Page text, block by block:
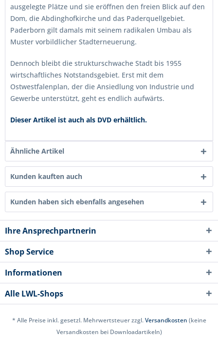
ausgelegte Plätze und sie eröffnen den freien Blick auf den
Dom, die Abdinghofkirche und das Paderquellgebiet.
Paderborn gilt damals mit seinem radikalen Umbau als
Muster vorbildlicher Stadterneuerung.
Dennoch bleibt die strukturschwache Stadt bis 1955
wirtschaftliches Notstandsgebiet. Erst mit dem
Ostwestfalenplan, der die Ansiedlung von Industrie und
Gewerbe unterstützt, geht es endlich aufwärts.
Dieser Artikel ist auch als DVD erhältlich.
Ähnliche Artikel
Kunden kauften auch
Kunden haben sich ebenfalls angesehen
Ihre Ansprechpartnerin
Shop Service
Informationen
Alle LWL-Shops
* Alle Preise inkl. gesetzl. Mehrwertsteuer zzgl.Versandkosten (keine
Versandkosten bei Downloadartikeln)